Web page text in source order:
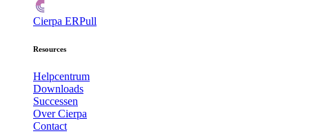
Cierpa ERPull
Resources
Helpcentrum
Downloads
Successen
Over Cierpa
Contact